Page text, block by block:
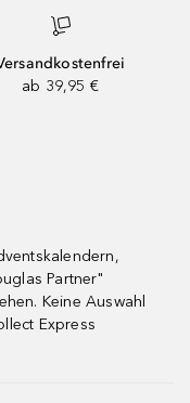
ab 39,95 €
Partner"
Keine Auswahl
Express